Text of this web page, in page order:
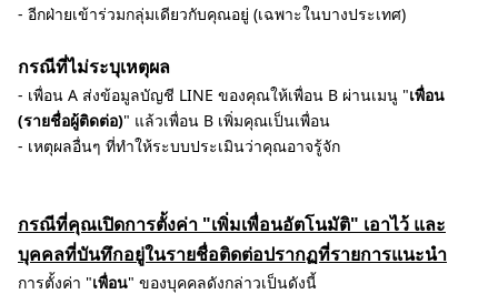
- อีกฝ่ายเข้าร่วมกลุ่มเดียวกับคุณอยู่ (เฉพาะในบางประเทศ)
กรณีที่ไม่ระบุเหตุผล
- เพื่อน A ส่งข้อมูลบัญชี LINE ของคุณให้เพื่อน B ผ่านเมนู "เพื่อน
(รายชื่อผู้ติดต่อ)" แล้วเพื่อน B เพิ่มคุณเป็นเพื่อน
- เหตุผลอื่นๆ ที่ทำให้ระบบประเมินว่าคุณอาจรู้จัก
กรณีที่คุณเปิดการตั้งค่า "เพิ่มเพื่อนอัตโนมัติ" เอาไว้ และ
บุคคลที่บันทึกอยู่ในรายชื่อติดต่อปรากฏที่รายการแนะนำ
การตั้งค่า "เพื่อน" ของบุคคลดังกล่าวเป็นดังนี้